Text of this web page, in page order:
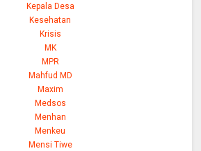
Kepala Desa
Kesehatan
Krisis
MK
MPR
Mahfud MD
Maxim
Medsos
Menhan
Menkeu
Mensi Tiwe